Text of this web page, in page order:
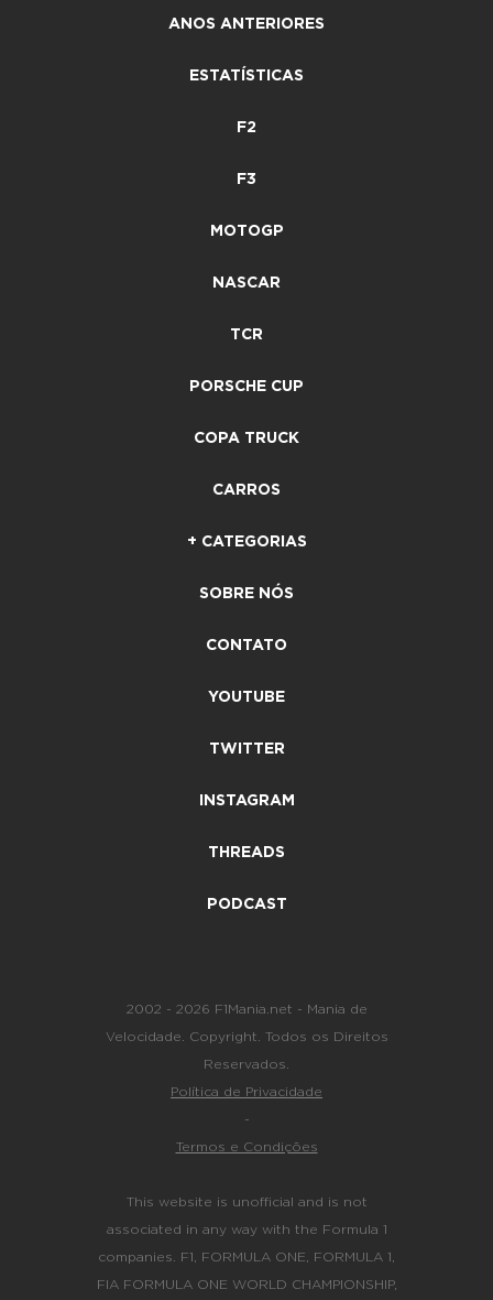
ANOS ANTERIORES
ESTATÍSTICAS
F2
F3
MOTOGP
NASCAR
TCR
PORSCHE CUP
COPA TRUCK
CARROS
+ CATEGORIAS
SOBRE NÓS
CONTATO
YOUTUBE
TWITTER
INSTAGRAM
THREADS
PODCAST
2002 - 2026 F1Mania.net - Mania de
Velocidade. Copyright. Todos os Direitos
Reservados.
Política de Privacidade
-
Termos e Condições
This website is unofficial and is not
associated in any way with the Formula 1
companies. F1, FORMULA ONE, FORMULA 1,
FIA FORMULA ONE WORLD CHAMPIONSHIP,